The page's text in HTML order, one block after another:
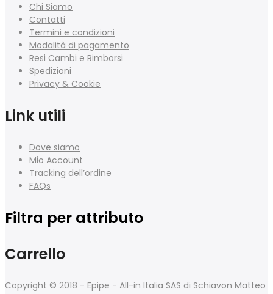
Chi Siamo
Contatti
Termini e condizioni
Modalità di pagamento
Resi Cambi e Rimborsi
Spedizioni
Privacy & Cookie
Link utili
Dove siamo
Mio Account
Tracking dell’ordine
FAQs
Filtra per attributo
Carrello
Copyright © 2018 - Epipe - All-in Italia SAS di Schiavon Matteo